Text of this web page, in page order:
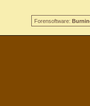
Forensoftware: